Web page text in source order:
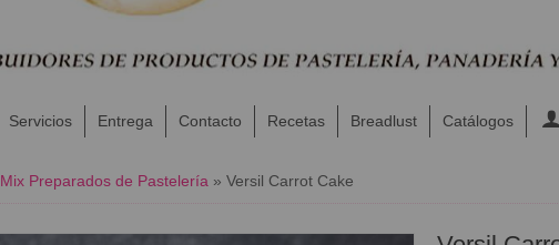
Servicios Entrega Contacto Recetas Breadlust Catálogos
Mix Preparados de Pastelería » ​Versil Carrot Cake